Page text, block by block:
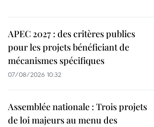
APEC 2027 : des critères publics
pour les projets bénéficiant de
mécanismes spécifiques
07/08/2026 10:32
Assemblée nationale : Trois projets
de loi majeurs au menu des